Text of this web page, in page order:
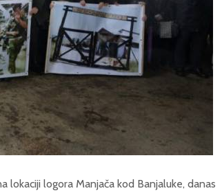
lokaciji logora Manjača kod Banjaluke, danas